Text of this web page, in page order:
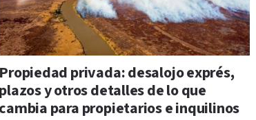
Propiedad privada: desalojo exprés,
plazos y otros detalles de lo que
cambia para propietarios e inquilinos